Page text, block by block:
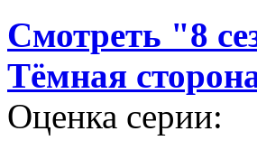
Смотреть "8
Тёмная
Оценка серии: